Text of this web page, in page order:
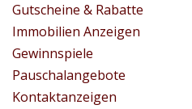
Gutscheine & Rabatte
Immobilien Anzeigen
Gewinnspiele
Pauschalangebote
Kontaktanzeigen